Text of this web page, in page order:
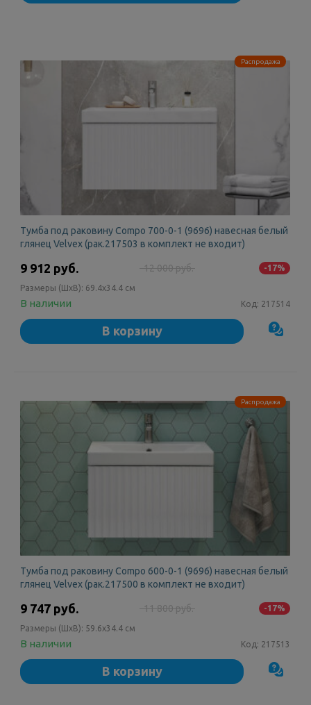
Распродажа
Тумба под раковину Compo 700-0-1 (9696) навесная белый
глянец Velvex (рак.217503 в комплект не входит)
9 912 руб. 12 000 руб. -17%
Размеры (ШxВ): 69.4x34.4 см
В наличии Код: 217514
В корзину
Распродажа
Тумба под раковину Compo 600-0-1 (9696) навесная белый
глянец Velvex (рак.217500 в комплект не входит)
9 747 руб. 11 800 руб. -17%
Размеры (ШxВ): 59.6x34.4 см
В наличии Код: 217513
В корзину